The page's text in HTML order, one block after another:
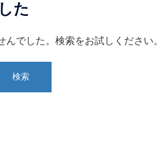
た
でした。検索をお試しください。